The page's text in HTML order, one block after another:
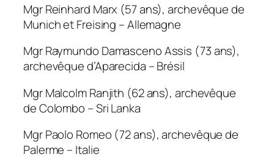
Mgr Reinhard Marx (57 ans), archevêque de
Munich et Freising – Allemagne
Mgr Raymundo Damasceno Assis (73 ans),
archevêque d’Aparecida – Brésil
Mgr Malcolm Ranjith (62 ans), archevêque
de Colombo – Sri Lanka
Mgr Paolo Romeo (72 ans), archevêque de
Palerme – Italie